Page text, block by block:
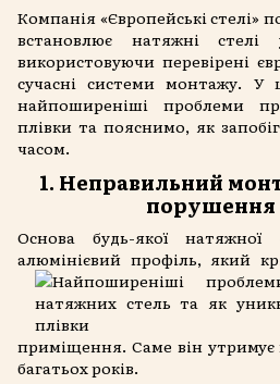
Компанія «Європейські стелі»
встановлює натяжні
використовуючи перевірені
сучасні системи монтажу. У
найпоширеніші проблеми
плівки та пояснимо, як
часом.
1. Неправильний
порушення
Основа будь-якої
алюмінієвий профіль, який
приміщення. Саме він утримує
багатьох років.